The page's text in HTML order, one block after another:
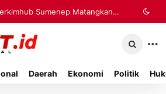
Perkimhub Sumenep
Pelaksanaan RTLH 2026,
Gabungan Terima Sembilan
Evakuasi KM Mutiara Sentosa
Daerah Ekonomi Politik